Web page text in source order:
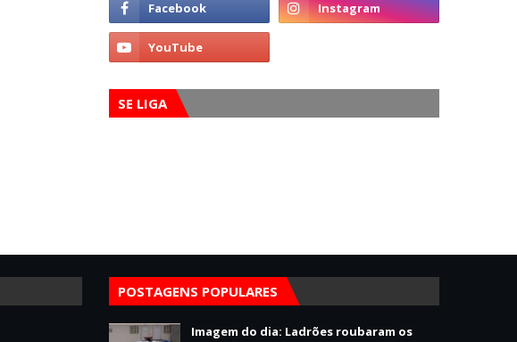
SE LIGA
POSTAGENS POPULARES
Imagem do dia: Ladrões roubaram os